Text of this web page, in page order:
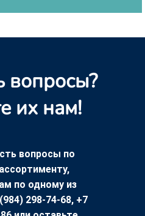
вопросы?
их нам!
вопросы по
по одному из
298-74-68, +7